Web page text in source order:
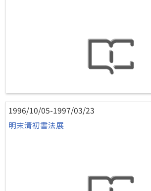
1996/10/05-1997/03/23
明末清初書法展